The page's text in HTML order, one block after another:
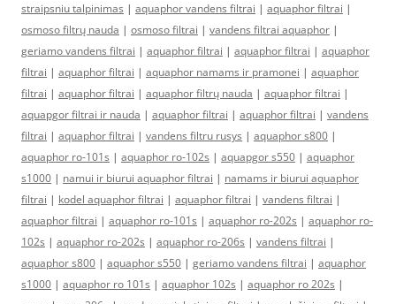
straipsniu talpinimas | aquaphor vandens filtrai | aquaphor filtrai |
osmoso filtrų nauda | osmoso filtrai | vandens filtrai aquaphor |
geriamo vandens filtrai | aquaphor filtrai | aquaphor filtrai | aquaphor
filtrai | aquaphor filtrai | aquaphor namams ir pramonei | aquaphor
filtrai | aquaphor filtrai | aquaphor filtrų nauda | aquaphor filtrai |
aquapgor filtrai ir nauda | aquaphor filtrai | aquaphor filtrai | vandens
filtrai | aquaphor filtrai | vandens filtru rusys | aquaphor s800 |
aquaphor ro-101s | aquaphor ro-102s | aquapgor s550 | aquaphor
s1000 | namui ir biurui aquaphor filtrai | namams ir biurui aquaphor
filtrai | kodel aquaphor filtrai | aquaphor filtrai | vandens filtrai |
aquaphor filtrai | aquaphor ro-101s | aquaphor ro-202s | aquaphor ro-
102s | aquaphor ro-202s | aquaphor ro-206s | vandens filtrai |
aquaphor s800 | aquaphor s550 | geriamo vandens filtrai | aquaphor
s1000 | aquaphor ro 101s | aquaphor 102s | aquaphor ro 202s |